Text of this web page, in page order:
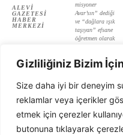
Gizliliğiniz Bizim
Size daha iyi bir deneyim
reklamlar veya içerikler
etmek için çerezler
butonuna tıklayarak
ALEVI
GAZETESI
HABER
MERKEZI
misyoner
Avar’sın” dediği
ve “dağlara ışık
taşıyan” efsane
öğretmen olarak
ALEVI
GAZETESI